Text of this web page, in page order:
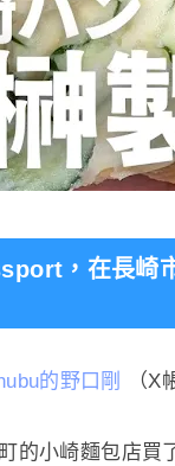
，在長崎
的野口剛 （X
的小崎麵包店買